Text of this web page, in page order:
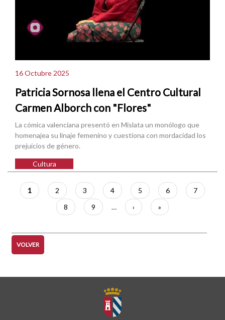
16 Octubre 2025
Patricia Sornosa llena el Centro Cultural
Carmen Alborch con "Flores"
La cómica valenciana presentó en Mislata un monólogo que
homenajea su linaje femenino y cuestiona con mordacidad los
prejuicios de género.
Cultura
Paginación
Página
actual
1 Página
2 Página
3 Página
4 Página
5 Página
6 Página
7
Página
8 Página
9 …
Siguiente
página
›
Última
página
»
VOLVER